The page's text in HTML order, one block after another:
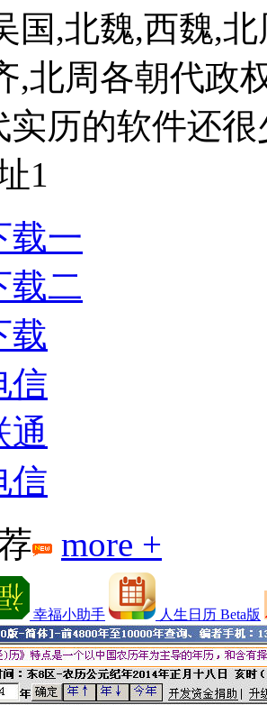
国,北魏,西魏,
,北周各朝代政
实历的软件还很
1
载一
载二
载
信
通
信
more +
幸福小助手 人生日历 Beta版